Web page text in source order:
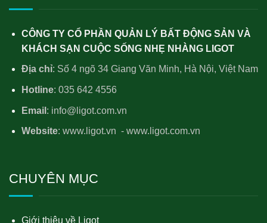
CÔNG TY CỔ PHẦN QUẢN LÝ BẤT ĐỘNG SẢN VÀ
KHÁCH SẠN CUỘC SỐNG NHẸ NHÀNG LIGOT
Địa chỉ: Số 4 ngõ 34 Giang Văn Minh, Hà Nội, Việt Nam
Hotline: 035 642 4556
Email : info@ligot.com.vn
Website: www.ligot.vn - www.ligot.com.vn
CHUYÊN MỤC
Giới thiệu về Ligot